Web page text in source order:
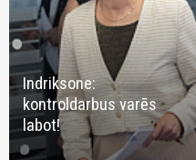
Indriksone:
kontroldarbus varēs
labot!